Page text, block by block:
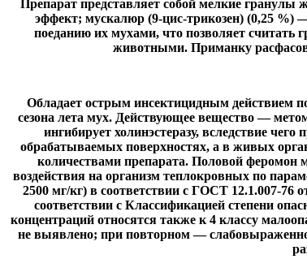
Препарат представляет собой мелкие
эффект; мускалюр (9-цис-трикозен) (0,25 %)
поеданию их мухами, что позволяет
животными. Приманку
Обладает острым инсектицидным действием
сезона лета мух. Действующее вещество —
ингибирует холинэстеразу, вследствие
обрабатываемых поверхностях, а в живых
количествами препарата. Половой феромон
воздействия на организм теплокровных по
2500 мг/кг) в соответствии с ГОСТ 12.1.007-76
соответствии с Классификацией степени
концентраций относятся также к 4 классу
не выявлено; при повторном —